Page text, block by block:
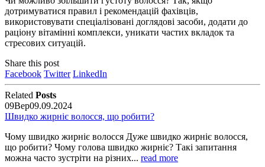
дотримуватися правил і рекомендацій фахівців,
використовувати спеціалізовані доглядові засоби, додати до
раціону вітамінні комплекси, уникати частих вкладок та
стресових ситуацій.
Share this post
Facebook Twitter LinkedIn
Related Posts
09Вер09.09.2024
Швидко жирніє волосся, що робити?
Чому швидко жирніє волосся Дуже швидко жирніє волосся,
що робити? Чому голова швидко жирніє? Такі запитання
можна часто зустріти на різних... read more